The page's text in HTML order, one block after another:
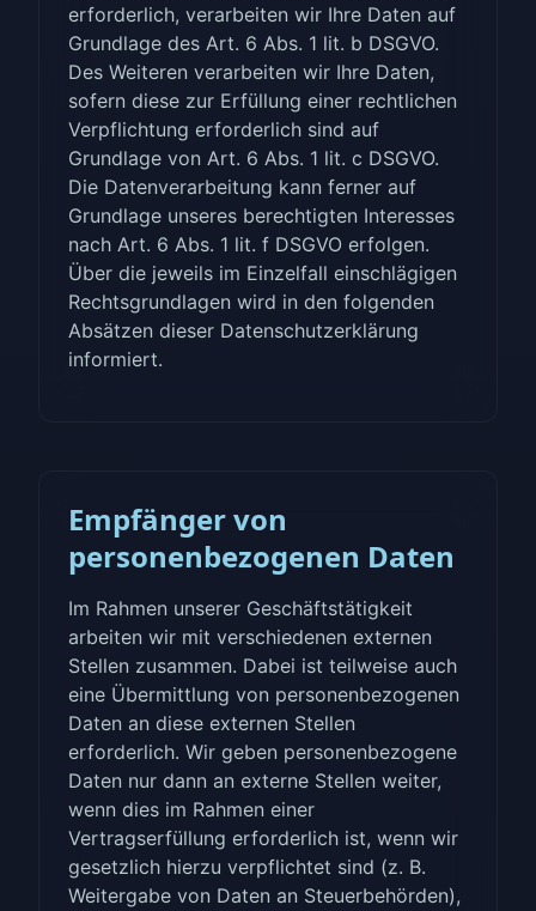
erforderlich, verarbeiten wir Ihre Daten auf
Grundlage des Art. 6 Abs. 1 lit. b DSGVO.
Des Weiteren verarbeiten wir Ihre Daten,
sofern diese zur Erfüllung einer rechtlichen
Verpflichtung erforderlich sind auf
Grundlage von Art. 6 Abs. 1 lit. c DSGVO.
Die Datenverarbeitung kann ferner auf
Grundlage unseres berechtigten Interesses
nach Art. 6 Abs. 1 lit. f DSGVO erfolgen.
Über die jeweils im Einzelfall einschlägigen
Rechtsgrundlagen wird in den folgenden
Absätzen dieser Datenschutzerklärung
informiert.
Empfänger von
personenbezogenen Daten
Im Rahmen unserer Geschäftstätigkeit
arbeiten wir mit verschiedenen externen
Stellen zusammen. Dabei ist teilweise auch
eine Übermittlung von personenbezogenen
Daten an diese externen Stellen
erforderlich. Wir geben personenbezogene
Daten nur dann an externe Stellen weiter,
wenn dies im Rahmen einer
Vertragserfüllung erforderlich ist, wenn wir
gesetzlich hierzu verpflichtet sind (z. B.
Weitergabe von Daten an Steuerbehörden),